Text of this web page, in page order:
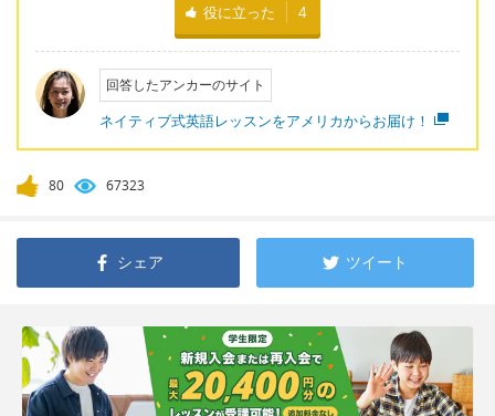
役に立った 4
回答したアンカーのサイト
ネイティブ式英語レッスンをアメリカからお届け！
80 67323
シェア ツイート